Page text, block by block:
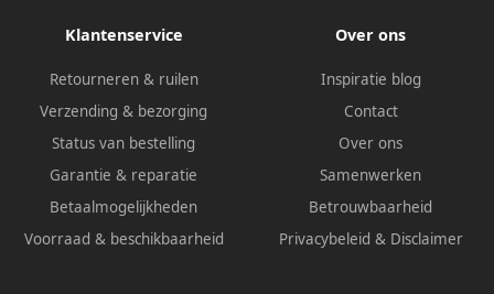
Klantenservice
Retourneren & ruilen
Verzending & bezorging
Status van bestelling
Garantie & reparatie
Betaalmogelijkheden
Voorraad & beschikbaarheid
Over ons
Inspiratie blog
Contact
Over ons
Samenwerken
Betrouwbaarheid
Privacybeleid & Disclaimer